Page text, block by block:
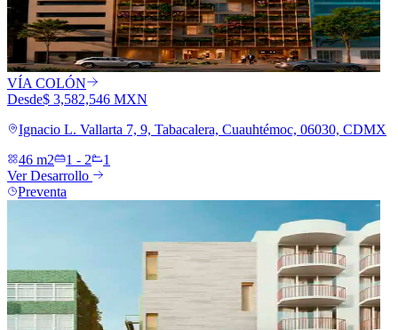
VÍA COLÓN
Desde$ 3,582,546 MXN
Ignacio L. Vallarta 7, 9, Tabacalera, Cuauhtémoc, 06030, CDMX
46 m2
1 - 2
1
Ver Desarrollo
Preventa